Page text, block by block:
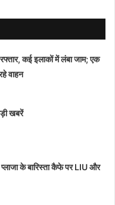
रफ्तार, कई इलाकों में लंबा जाम; एक
वाहन
खबरें
के बारिस्ता कैफे पर LIU और